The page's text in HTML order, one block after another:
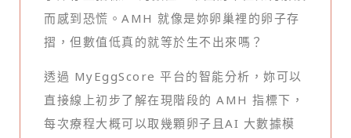
而感到恐慌。AMH 就像是妳卵巢裡的卵子存
摺，但數值低真的就等於生不出來嗎？
透過 MyEggScore 平台的智能分析，妳可以
直接線上初步了解在現階段的 AMH 指標下，
每次療程大概可以取幾顆卵子且AI 大數據模